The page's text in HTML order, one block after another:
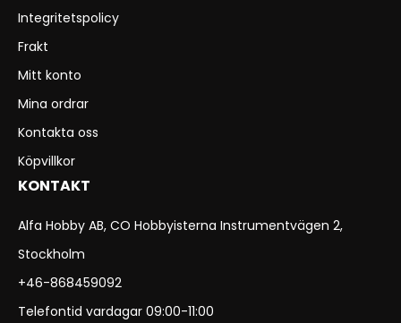
Integritetspolicy
Frakt
Mitt konto
Mina ordrar
Kontakta oss
Köpvillkor
KONTAKT
Alfa Hobby AB, CO Hobbyisterna Instrumentvägen 2,
Stockholm
+46-868459092
Telefontid vardagar 09:00-11:00